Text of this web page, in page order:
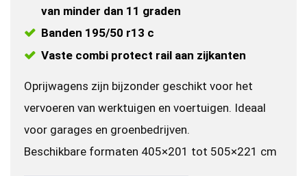
van minder dan 11 graden
Banden 195/50 r13 c
Vaste combi protect rail aan zijkanten
Oprijwagens zijn bijzonder geschikt voor het
vervoeren van werktuigen en voertuigen. Ideaal
voor garages en groenbedrijven.
Beschikbare formaten 405×201 tot 505×221 cm